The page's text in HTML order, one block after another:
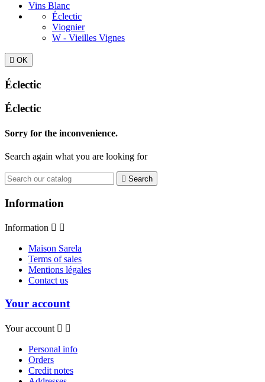
Vins Blanc
Éclectic
Viognier
W - Vieilles Vignes
 OK
Éclectic
Éclectic
Sorry for the inconvenience.
Search again what you are looking for
 Search
Information
Information  
Maison Sarela
Terms of sales
Mentions légales
Contact us
Your account
Your account  
Personal info
Orders
Credit notes